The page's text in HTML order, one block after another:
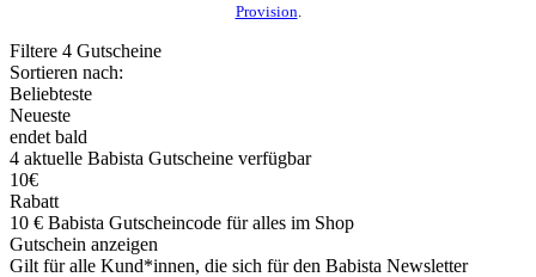
Provision
Filtere 4 Gutscheine
Sortieren nach:
Beliebteste
Neueste
endet bald
4 aktuelle Babista Gutscheine verfügbar
10€
Rabatt
10 € Babista Gutscheincode für alles im Shop
Gutschein anzeigen
Gilt für alle Kund*innen, die sich für den Babista Newsletter